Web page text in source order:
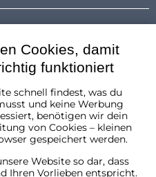
Cookies, damit
funktioniert
schnell findest, was du
und keine Werbung
benötigen wir dein
von Cookies – kleinen
gespeichert werden.
Website so dar, dass
Ihren Vorlieben entspricht.